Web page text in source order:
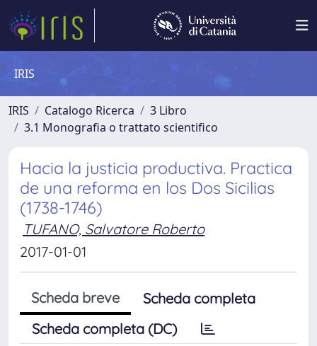
IRIS
IRIS Catalogo Ricerca
3 Libro
3.1 Monografia o trattato scientifico
Hacia la justicia productiva. Practica
de una reforma en los Dos Sicilias
(1738-1746)
TUFANO, Salvatore Roberto
2017-01-01
Scheda breve
Scheda completa
Scheda completa (DC)